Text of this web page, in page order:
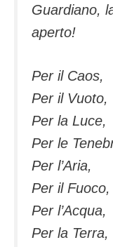
Guardiano,
aperto!
Per il Caos,
Per il Vuoto,
Per la Luce,
Per le
Per l’Aria,
Per il Fuoco,
Per l’Acqua,
Per la Terra,